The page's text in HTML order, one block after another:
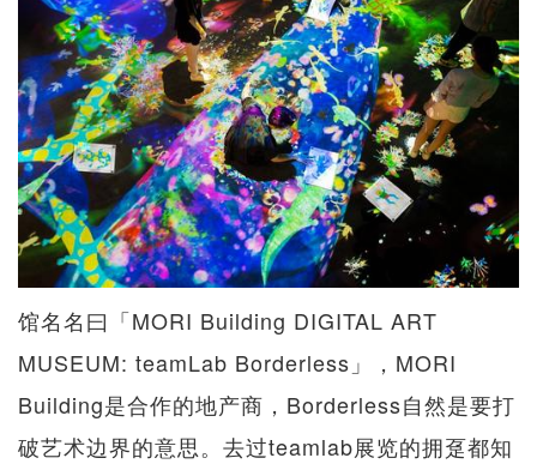
馆名名曰「MORI Building DIGITAL ART
MUSEUM: teamLab Borderless」，MORI
Building是合作的地产商，Borderless自然是要打
破艺术边界的意思。去过teamlab展览的拥趸都知